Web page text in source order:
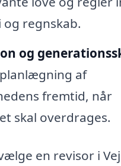
regnskab.
og
af
fremtid, når
skal overdrages.
en revisor i